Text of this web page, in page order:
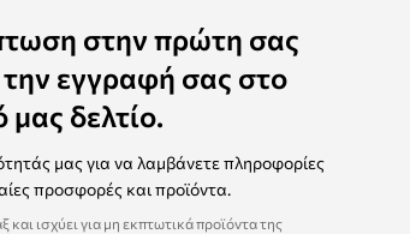
στην πρώτη σας
εγγραφή σας στο
μας δελτίο.
μας για να λαμβάνετε πληροφορίες
προσφορές και προϊόντα.
ισχύει για μη εκπτωτικά προϊόντα της